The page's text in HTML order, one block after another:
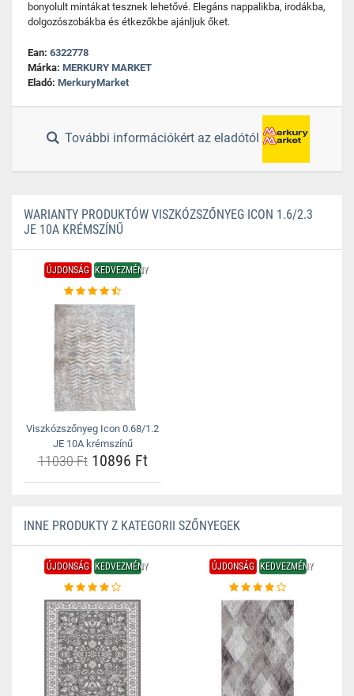
bonyolult mintákat tesznek lehetővé. Elegáns nappalikba, irodákba,
dolgozószobákba és étkezőkbe ajánljuk őket.
Ean: 6322778
Márka: MERKURY MARKET
Eladó: MerkuryMarket
További információkért az eladótól
WARIANTY PRODUKTÓW VISZKÓZSZŐNYEG ICON 1.6/2.3
JE 10A KRÉMSZÍNŰ
ÚJDONSÁG KEDVEZMÉNY
Viszkózszőnyeg Icon 0.68/1.2
JE 10A krémszínű
11030 Ft10896 Ft
INNE PRODUKTY Z KATEGORII SZŐNYEGEK
ÚJDONSÁG KEDVEZMÉNY ÚJDONSÁG KEDVEZMÉNY